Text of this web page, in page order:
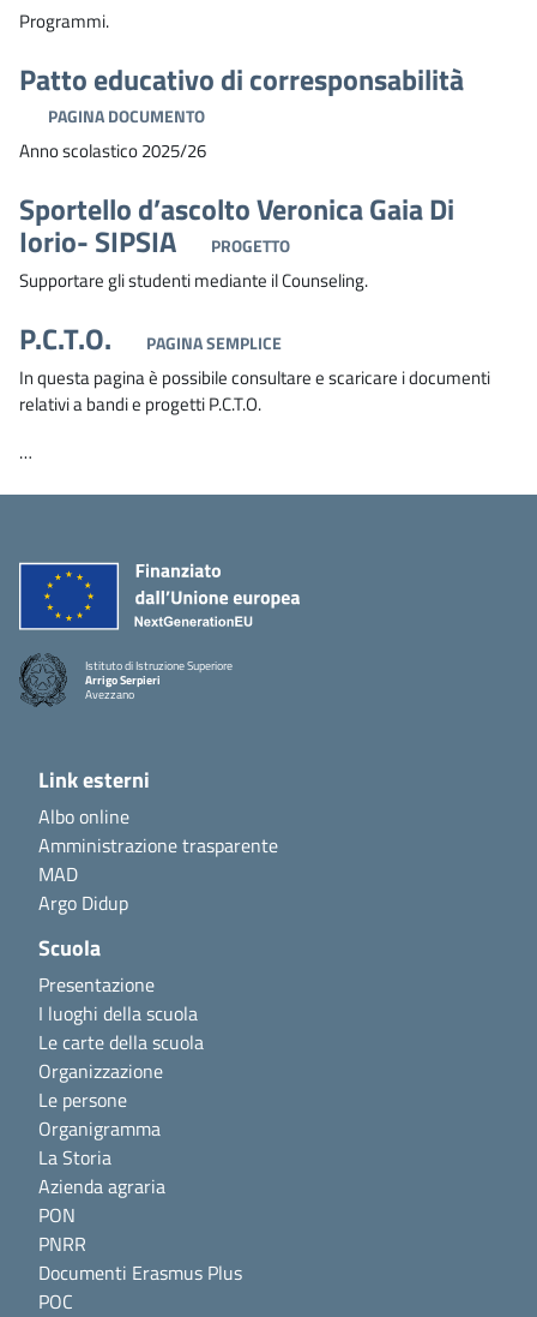
Programmi.
Patto educativo di corresponsabilità
PAGINA DOCUMENTO
Anno scolastico 2025/26
Sportello d’ascolto Veronica Gaia Di
Iorio- SIPSIA PROGETTO
Supportare gli studenti mediante il Counseling.
P.C.T.O. PAGINA SEMPLICE
In questa pagina è possibile consultare e scaricare i documenti
relativi a bandi e progetti P.C.T.O.
…
Istituto di Istruzione Superiore
Arrigo Serpieri
Avezzano
Link esterni
Albo online
Amministrazione trasparente
MAD
Argo Didup
Scuola
Presentazione
I luoghi della scuola
Le carte della scuola
Organizzazione
Le persone
Organigramma
La Storia
Azienda agraria
PON
PNRR
Documenti Erasmus Plus
POC